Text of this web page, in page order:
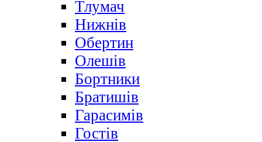
Тлумач
Нижнів
Обертин
Олешів
Бортники
Братишів
Гарасимів
Гостів